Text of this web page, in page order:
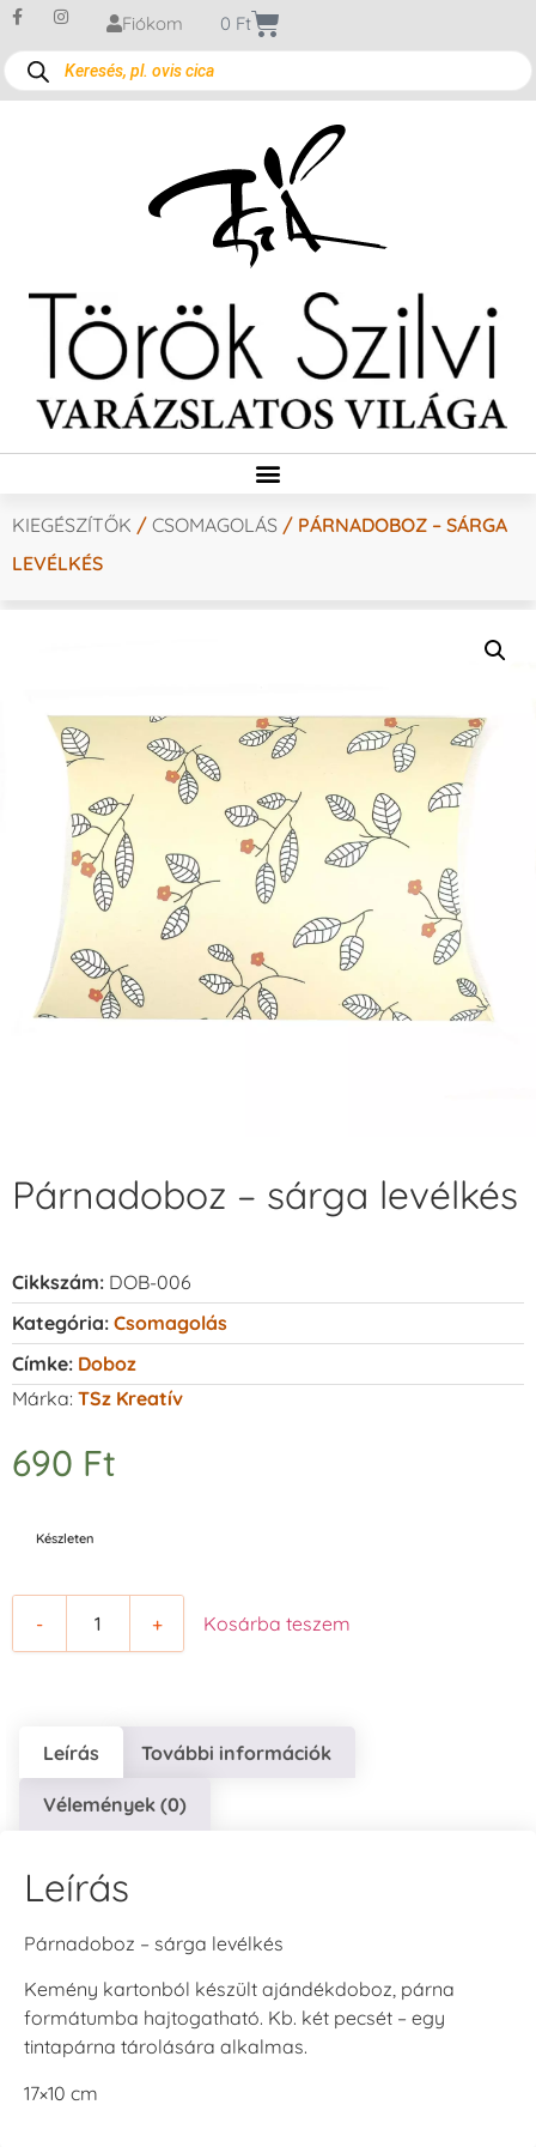
Fiókom 0 Ft
KIEGÉSZÍTŐK / CSOMAGOLÁS / PÁRNADOBOZ – SÁRGA
LEVÉLKÉS
Párnadoboz – sárga levélkés
Cikkszám: DOB-006
Kategória: Csomagolás
Címke: Doboz
Márka: TSz Kreatív
690 Ft
Készleten
- + Kosárba teszem
Leírás További információk
Vélemények (0)
Leírás
Párnadoboz – sárga levélkés
Kemény kartonból készült ajándékdoboz, párna
formátumba hajtogatható. Kb. két pecsét – egy
tintapárna tárolására alkalmas.
17×10 cm